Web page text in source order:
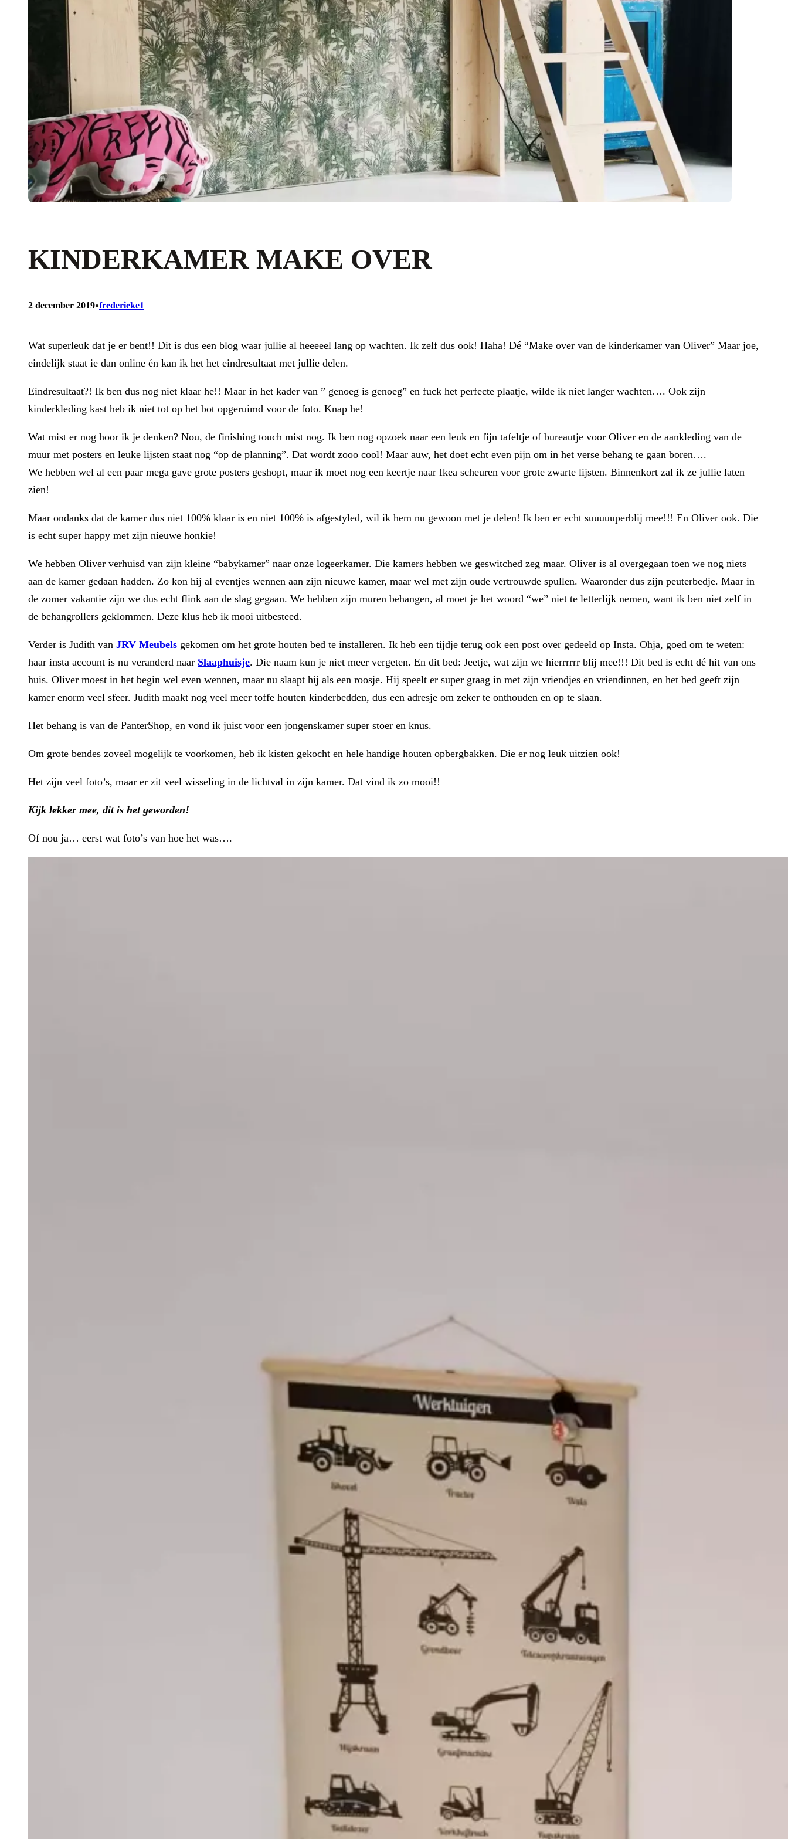
KINDERKAMER MAKE OVER
2 december 2019•frederieke1
Wat superleuk dat je er bent!! Dit is dus een blog waar jullie al heeeeel lang op wachten. Ik zelf dus ook! Haha! Dé “Make over van de kinderkamer van Oliver” Maar joe,
eindelijk staat ie dan online én kan ik het het eindresultaat met jullie delen.
Eindresultaat?! Ik ben dus nog niet klaar he!! Maar in het kader van ” genoeg is genoeg” en fuck het perfecte plaatje, wilde ik niet langer wachten…. Ook zijn
kinderkleding kast heb ik niet tot op het bot opgeruimd voor de foto. Knap he!
Wat mist er nog hoor ik je denken? Nou, de finishing touch mist nog. Ik ben nog opzoek naar een leuk en fijn tafeltje of bureautje voor Oliver en de aankleding van de
muur met posters en leuke lijsten staat nog “op de planning”. Dat wordt zooo cool! Maar auw, het doet echt even pijn om in het verse behang te gaan boren….
We hebben wel al een paar mega gave grote posters geshopt, maar ik moet nog een keertje naar Ikea scheuren voor grote zwarte lijsten. Binnenkort zal ik ze jullie laten
zien!
Maar ondanks dat de kamer dus niet 100% klaar is en niet 100% is afgestyled, wil ik hem nu gewoon met je delen! Ik ben er echt suuuuuperblij mee!!! En Oliver ook. Die
is echt super happy met zijn nieuwe honkie!
We hebben Oliver verhuisd van zijn kleine “babykamer” naar onze logeerkamer. Die kamers hebben we geswitched zeg maar. Oliver is al overgegaan toen we nog niets
aan de kamer gedaan hadden. Zo kon hij al eventjes wennen aan zijn nieuwe kamer, maar wel met zijn oude vertrouwde spullen. Waaronder dus zijn peuterbedje. Maar in
de zomer vakantie zijn we dus echt flink aan de slag gegaan. We hebben zijn muren behangen, al moet je het woord “we” niet te letterlijk nemen, want ik ben niet zelf in
de behangrollers geklommen. Deze klus heb ik mooi uitbesteed.
Verder is Judith van JRV Meubels gekomen om het grote houten bed te installeren. Ik heb een tijdje terug ook een post over gedeeld op Insta. Ohja, goed om te weten:
haar insta account is nu veranderd naar Slaaphuisje. Die naam kun je niet meer vergeten. En dit bed: Jeetje, wat zijn we hierrrrrr blij mee!!! Dit bed is echt dé hit van ons
huis. Oliver moest in het begin wel even wennen, maar nu slaapt hij als een roosje. Hij speelt er super graag in met zijn vriendjes en vriendinnen, en het bed geeft zijn
kamer enorm veel sfeer. Judith maakt nog veel meer toffe houten kinderbedden, dus een adresje om zeker te onthouden en op te slaan.
Het behang is van de PanterShop, en vond ik juist voor een jongenskamer super stoer en knus.
Om grote bendes zoveel mogelijk te voorkomen, heb ik kisten gekocht en hele handige houten opbergbakken. Die er nog leuk uitzien ook!
Het zijn veel foto’s, maar er zit veel wisseling in de lichtval in zijn kamer. Dat vind ik zo mooi!!
Kijk lekker mee, dit is het geworden!
Of nou ja… eerst wat foto’s van hoe het was….